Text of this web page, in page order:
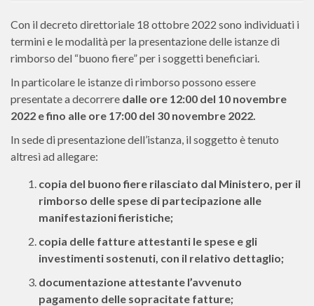
Con il decreto direttoriale 18 ottobre 2022 sono individuati i
termini e le modalità per la presentazione delle istanze di
rimborso del “buono fiere” per i soggetti beneficiari.
In particolare le istanze di rimborso possono essere
presentate a decorrere dalle ore 12:00 del 10 novembre
2022 e fino alle ore 17:00 del 30 novembre 2022.
In sede di presentazione dell’istanza, il soggetto è tenuto
altresì ad allegare:
copia del buono fiere rilasciato dal Ministero, per il
rimborso delle spese di partecipazione alle
manifestazioni fieristiche;
copia delle fatture attestanti le spese e gli
investimenti sostenuti, con il relativo dettaglio;
documentazione attestante l’avvenuto
pagamento delle sopracitate fatture;